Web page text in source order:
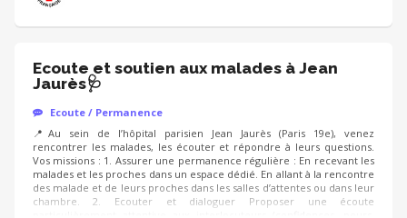
Ecoute et soutien aux malades à Jean
Jaurès🩺
Ecoute / Permanence
📍Au sein de l’hôpital parisien Jean Jaurès (Paris 19e), venez
rencontrer les malades, les écouter et répondre à leurs questions.
Vos missions : 1. Assurer une permanence régulière : En recevant les
malades et les proches dans un espace dédié. En allant à la rencontre
des malade et de leurs proches dans les salles d’attentes ou dans leur
chambre. 2. Ecouter et dialoguer Proposer une écoute